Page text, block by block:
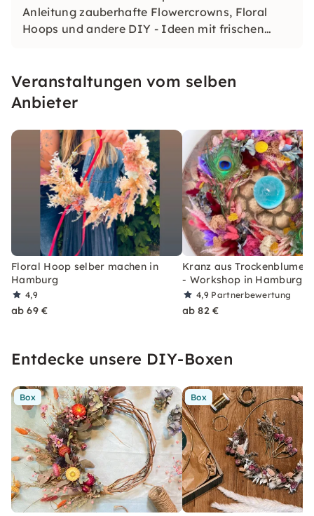
Anleitung zauberhafte Flowercrowns, Floral
Hoops und andere DIY - Ideen mit frischen
Veranstaltungen vom selben
Anbieter
Floral Hoop selber machen in
Hamburg
4,9
ab 69 €
Kranz aus Trockenblumen
- Workshop in Hamburg
4,9 Partnerbewertung
ab 82 €
Entdecke unsere DIY-Boxen
Box Box